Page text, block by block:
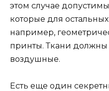
этом случае
которые для
например,
принты. Ткани должны
воздушные.
Есть еще один